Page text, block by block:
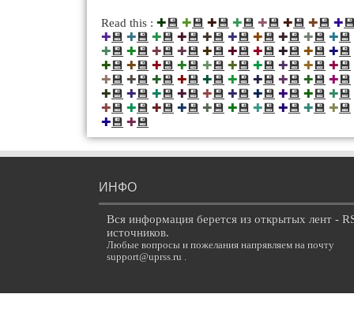
Read this : ✚💾 ✚💾 ✚💾 ✚💾 ✚💾 ✚💾 ✚💾 ✚
✚💾 ✚💾 ✚💾 ✚💾 ✚💾 ✚💾 ✚💾 ✚💾 ✚💾 ✚💾
✚💾 ✚💾 ✚💾 ✚💾 ✚💾 ✚💾 ✚💾 ✚💾 ✚💾 ✚💾
✚💾 ✚💾 ✚💾 ✚💾 ✚💾 ✚💾 ✚💾 ✚💾 ✚💾 ✚💾
✚💾 ✚💾 ✚💾 ✚💾 ✚💾 ✚💾 ✚💾 ✚💾 ✚💾 ✚💾
✚💾 ✚💾 ✚💾 ✚💾 ✚💾 ✚💾 ✚💾 ✚💾 ✚💾 ✚💾
✚💾 ✚💾 ✚💾 ✚💾 ✚💾 ✚💾 ✚💾 ✚💾 ✚💾 ✚💾
✚💾 ✚💾
ИНФО
Вся информация берется из открытых лент -
источников.
Любые вопросы и пожелания напрявляем на почту
support@uprss.ru .